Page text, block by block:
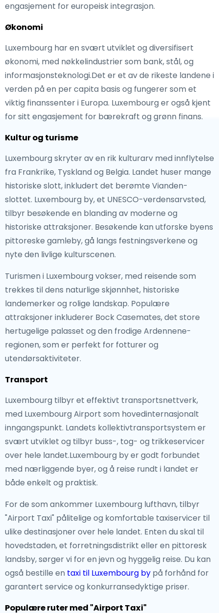
engasjement for europeisk integrasjon.
Økonomi
Luxembourg har en svært utviklet og diversifisert
økonomi, med nøkkelindustrier som bank, stål, og
informasjonsteknologi.Det er et av de rikeste landene i
verden på en per capita basis og fungerer som et
viktig finanssenter i Europa. Luxembourg er også kjent
for sitt engasjement for bærekraft og grønn finans.
Kultur og turisme
Luxembourg skryter av en rik kulturarv med innflytelse
fra Frankrike, Tyskland og Belgia. Landet huser mange
historiske slott, inkludert det berømte Vianden-
slottet. Luxembourg by, et UNESCO-verdensarvsted,
tilbyr besøkende en blanding av moderne og
historiske attraksjoner. Besøkende kan utforske byens
pittoreske gamleby, gå langs festningsverkene og
nyte den livlige kulturscenen.
Turismen i Luxembourg vokser, med reisende som
trekkes til dens naturlige skjønnhet, historiske
landemerker og rolige landskap. Populære
attraksjoner inkluderer Bock Casemates, det store
hertugelige palasset og den frodige Ardennene-
regionen, som er perfekt for fotturer og
utendørsaktiviteter.
Transport
Luxembourg tilbyr et effektivt transportsnettverk,
med Luxembourg Airport som hovedinternasjonalt
inngangspunkt. Landets kollektivtransportsystem er
svært utviklet og tilbyr buss-, tog- og trikkeservicer
over hele landet.Luxembourg by er godt forbundet
med nærliggende byer, og å reise rundt i landet er
både enkelt og praktisk.
For de som ankommer Luxembourg lufthavn, tilbyr
"Airport Taxi" pålitelige og komfortable taxiservicer til
ulike destinasjoner over hele landet. Enten du skal til
hovedstaden, et forretningsdistrikt eller en pittoresk
landsby, sørger vi for en jevn og hyggelig reise. Du kan
også bestille en taxi til Luxembourg by på forhånd for
garantert service og konkurransedyktige priser.
Populære ruter med "Airport Taxi"